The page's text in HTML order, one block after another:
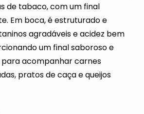
de tabaco, com um final
Em boca, é estruturado e
agradáveis e acidez bem
um final saboroso e
para acompanhar carnes
pratos de caça e queijos